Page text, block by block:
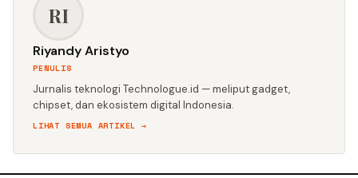
RI
Riyandy Aristyo
PENULIS
Jurnalis teknologi Technologue.id — meliput gadget,
chipset, dan ekosistem digital Indonesia.
LIHAT SEMUA ARTIKEL →